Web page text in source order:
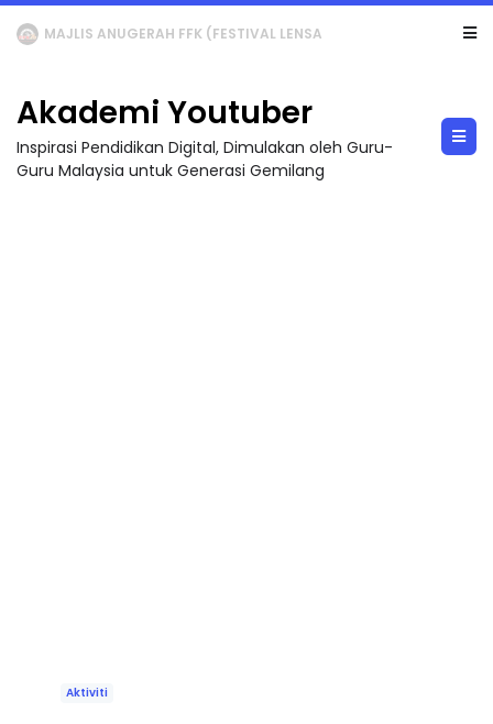
LIVE 🔴 [LIVE] MATEMATIK SR, WANG TAHUN 6 OLEH CIKGU ANITA #ALLINONE #141 #...
Akademi Youtuber
Inspirasi Pendidikan Digital, Dimulakan oleh Guru-
Guru Malaysia untuk Generasi Gemilang
Aktiviti